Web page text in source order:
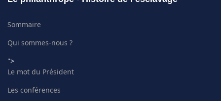
Sommaire
Qui sommes-nous ?
">
Le mot du Président
Les conférences